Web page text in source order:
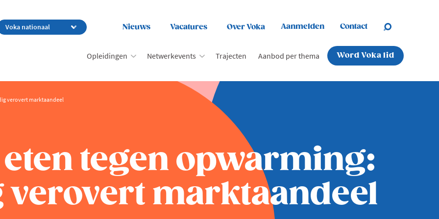
Nieuws Vacatures Over Voka Aanmelden Contact
Opleidingen Netwerkevents Trajecten Aanbod per thema Word Voka lid
verovert marktaandeel
tegen opwarming:
marktaandeel